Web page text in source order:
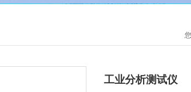
工业分析测试仪